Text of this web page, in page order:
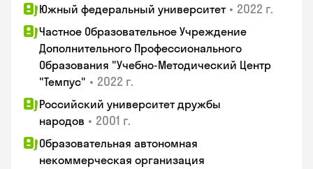
Южный федеральный университет • 2022 г.
Частное Образовательное Учреждение
Дополнительного Профессионального
Образования "Учебно-Методический Центр
"Темпус" • 2022 г.
Российский университет дружбы
народов • 2001 г.
Образовательная автономная
некоммерческая организация